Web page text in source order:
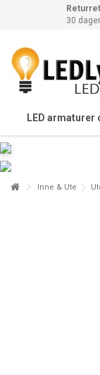
30
LED armaturer
Inne & Ute